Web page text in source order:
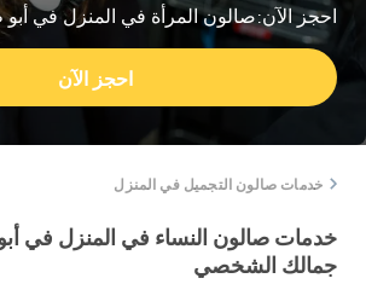
احجز الآن:صالون المرأة في المنزل في
احجز الآن
خدمات صالون التجميل في المنزل
خدمات صالون النساء في المنزل في
جمالك الشخصي